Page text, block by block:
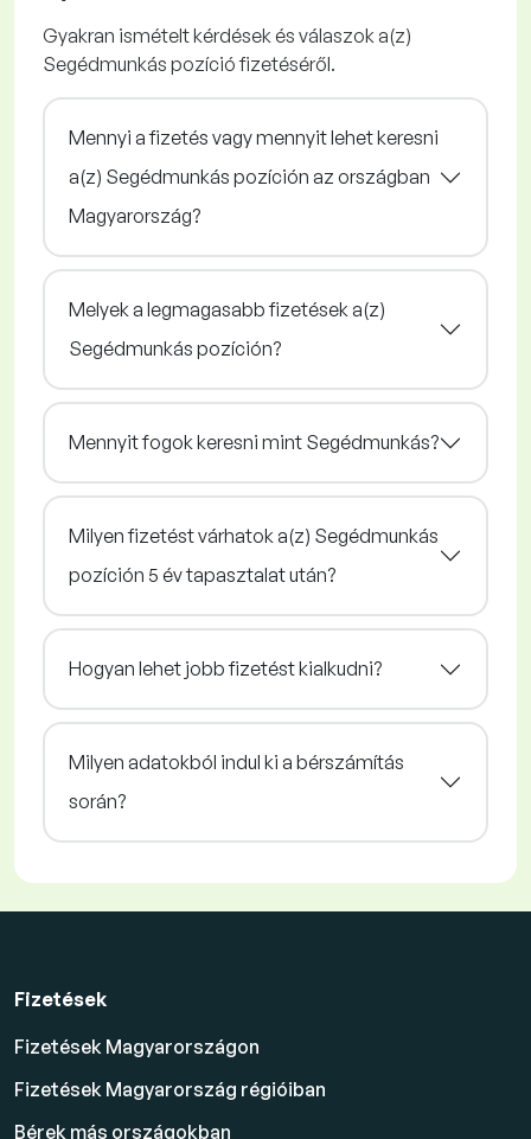
Gyakran ismételt kérdések és válaszok a(z)
Segédmunkás pozíció fizetéséről.
Mennyi a fizetés vagy mennyit lehet keresni
a(z) Segédmunkás pozíción az országban
Magyarország?
Melyek a legmagasabb fizetések a(z)
Segédmunkás pozíción?
Mennyit fogok keresni mint Segédmunkás?
Milyen fizetést várhatok a(z) Segédmunkás
pozíción 5 év tapasztalat után?
Hogyan lehet jobb fizetést kialkudni?
Milyen adatokból indul ki a bérszámítás
során?
Fizetések
Fizetések Magyarországon
Fizetések Magyarország régióiban
Bérek más országokban